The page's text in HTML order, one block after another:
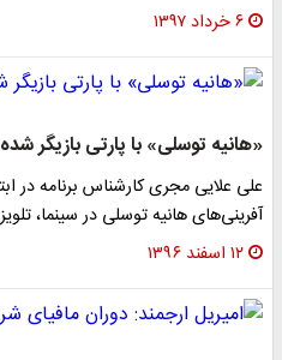
۶ خرداد ۱۳۹۷
«هانیه توسلی» با پارتی بازیگر
علی علایی مجری کارشناس برنامه در
آفرینی‌های هانیه توسلی در سینما،
۱۲ اسفند ۱۳۹۶